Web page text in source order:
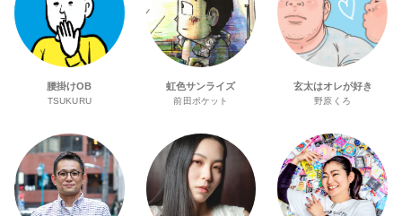
腰掛けOB
TSUKURU
虹色サンライズ
前田ポケット
玄太はオレが好き
野原くろ